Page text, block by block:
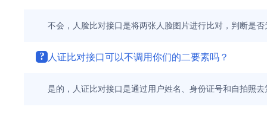
不会，人脸比对接口是将两张人脸图片进行比对，判断是
? 人证比对接口可以不调用你们的二要素吗？
是的，人证比对接口是通过用户姓名、身份证号和自拍照